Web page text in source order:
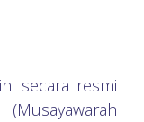
secara resmi